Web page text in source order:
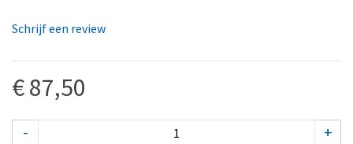
Schrijf een review
€ 87,50
- +